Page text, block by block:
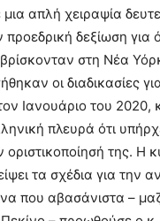
απλή χειραψία
δεξίωση για
στη Νέα
οι διαδικασίες
Ιανουάριο του 2020,
πλευρά ότι
οριστικοποίησή της. Η
τα σχέδια για την
που αβασάνιστα –